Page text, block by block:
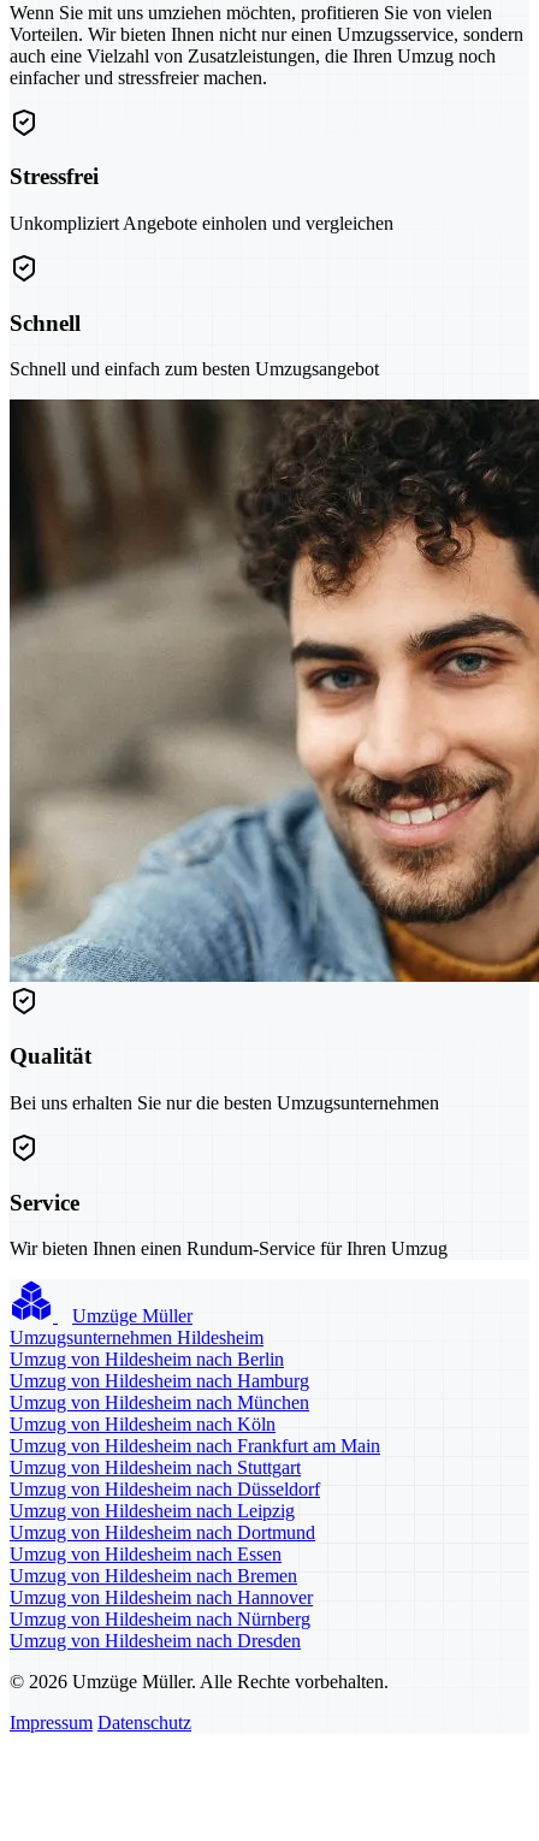
Wenn Sie mit uns umziehen möchten, profitieren Sie von vielen
Vorteilen. Wir bieten Ihnen nicht nur einen Umzugsservice, sondern
auch eine Vielzahl von Zusatzleistungen, die Ihren Umzug noch
einfacher und stressfreier machen.
Stressfrei
Unkompliziert Angebote einholen und vergleichen
Schnell
Schnell und einfach zum besten Umzugsangebot
Qualität
Bei uns erhalten Sie nur die besten Umzugsunternehmen
Service
Wir bieten Ihnen einen Rundum-Service für Ihren Umzug
Umzüge Müller
Umzugsunternehmen Hildesheim
Umzug von Hildesheim nach Berlin
Umzug von Hildesheim nach Hamburg
Umzug von Hildesheim nach München
Umzug von Hildesheim nach Köln
Umzug von Hildesheim nach Frankfurt am Main
Umzug von Hildesheim nach Stuttgart
Umzug von Hildesheim nach Düsseldorf
Umzug von Hildesheim nach Leipzig
Umzug von Hildesheim nach Dortmund
Umzug von Hildesheim nach Essen
Umzug von Hildesheim nach Bremen
Umzug von Hildesheim nach Hannover
Umzug von Hildesheim nach Nürnberg
Umzug von Hildesheim nach Dresden
© 2026 Umzüge Müller. Alle Rechte vorbehalten.
Impressum Datenschutz